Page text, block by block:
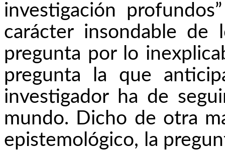
investigación profundos”
carácter insondable de
pregunta por lo
pregunta la que
investigador ha de
mundo. Dicho de otra
epistemológico, la